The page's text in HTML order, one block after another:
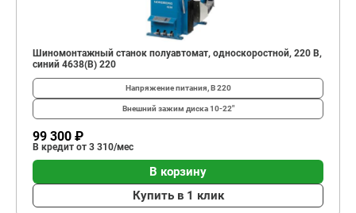
Шиномонтажный станок полуавтомат, односкоростной, 220 В,
синий 4638(B) 220
Напряжение питания, В220
Внешний зажим диска10-22"
99 300 ₽
В кредит от 3 310/мес
В корзину
Купить в 1 клик